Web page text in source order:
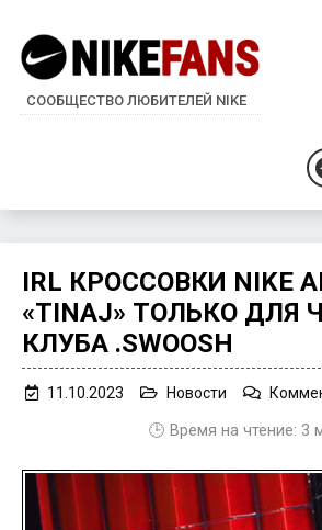
СООБЩЕСТВО ЛЮБИТЕЛЕЙ NIKE
IRL КРОССОВКИ NIKE
«TINAJ» ТОЛЬКО ДЛЯ
КЛУБА .SWOOSH
11.10.2023 Новости
🕒 Время на чтение: 3